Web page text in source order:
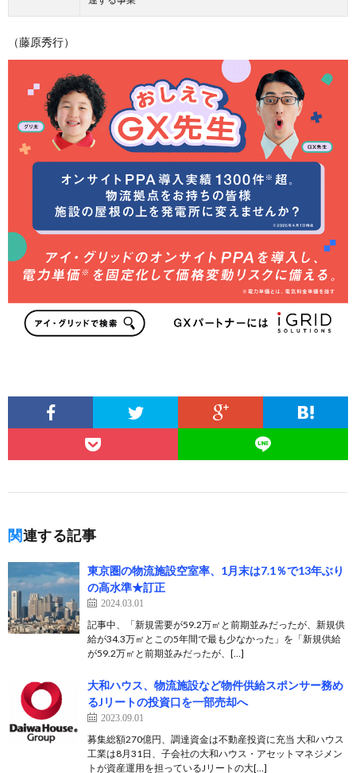
（藤原秀行）
関連する記事
東京圏の物流施設空室率、1月末は7.1％で13年ぶり
の高水準★訂正
2024.03.01
記事中、「新規需要が59.2万㎡と前期並みだったが、新規供
給が34.3万㎡とこの5年間で最も少なかった」を「新規供給
が59.2万㎡と前期並みだったが、[…]
大和ハウス、物流施設など物件供給スポンサー務め
るJリートの投資口を一部売却へ
2023.09.01
募集総額270億円、調達資金は不動産投資に充当 大和ハウス
工業は8月31日、子会社の大和ハウス・アセットマネジメン
トが資産運用を担っているJリートの大[…]